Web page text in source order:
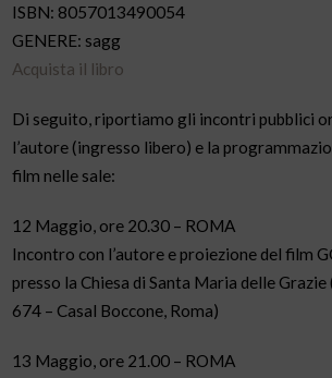
ISBN: 8057013490054
GENERE: sagg
Acquista il libro
Di seguito, riportiamo gli incontri pubblici
l’autore (ingresso libero) e la
film nelle sale:
12 Maggio, ore 20.30 – ROMA
Incontro con l’autore e proiezione del film
presso la Chiesa di Santa Maria delle
674 – Casal Boccone, Roma)
13 Maggio, ore 21.00 – ROMA